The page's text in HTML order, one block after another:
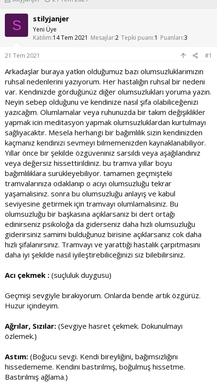
n
u
a
ş
l
a
t
a
n
ş
a
n
ç
t
a
r
i
h
i
S stilyjanjer
Yeni Üye
Katılım 14 Tem 2021 Mesajlar2 Tepki puanı 1 Puanları 3
21 Tem 2021 #1
Arkadaşlar buraya yatkın olduğumuz bazı olumsuzluklarımızın
ruhsal nedenlerini yazıyorum. Her hastalığın ruhsal bir nedeni
var. Kendinizde görduğünüz diğer olumsuzlukları yoruma yazın.
Neyin sebep olduğunu ve kendinize nasıl şifa olabiliceğenizi
yazıcağım. Olumlamalar veya ruhunuzda bir takım değişiklikler
yapmak icin meditasyon yapmak olumsuzluklardan kurtulmayı
sağlıyacaktır. Mesela herhangi bir bağımlılık sizin kendinizden
kaçmanız kendinizi sevmeyi bilmemenizden kaynaklanabiliyor.
Yıllar önce bir şekilde özgüveniniz sarsıldı veya aşağılandınız
veya değersiz hissettirildiniz. bu tramva yıllar boyu
bağımlılıklara surükleyebiliyor. tamamen geçmişteki
tramvalarınıza odaklanıp o acıyı olumsuzluğu tekrar
yaşamalısinız. sonra bu olumsuzluğu anlayış ve kabul
seviyesine getirmek için tramvayı olumlamalısiniz. Bu
olumsuzluğu bir başkasına açıklarsaniz bi dert ortağı
edinirseniz psikoloğa da giderseniz daha hızlı olumsuzluğu
giderirsiniz samimi bulduğunuz birisine açıklarsanız cok daha
hızlı şifalanırsınız. Tramvayı ve yarattıği hastalık çarpıtmasını
daha iyi şekilde nasıl iyileştirebiliceğinizi siz bilebilirsiniz.
Acı çekmek : (suçluluk duygusu)
Geçmişi sevgiyle bırakıyorum. Onlarda bende artık özgürüz.
Huzur içindeyim.
Ağrılar, Sızılar: (Sevgiye hasret çekmek. Dokunulmayı
özlemek.)
Astım: (Boğucu sevgi. Kendi bireyliğini, bağımsızlığını
hissedememe. Kendini bastırılmış, boğulmuş hissetme.
Bastırılmış ağlama.)